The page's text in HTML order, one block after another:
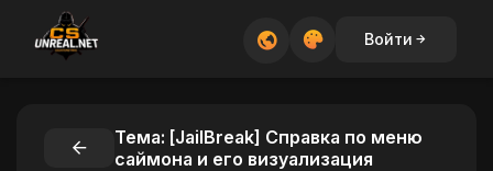
Войти
Тема: [JailBreak] Справка по меню
саймона и его визуализация